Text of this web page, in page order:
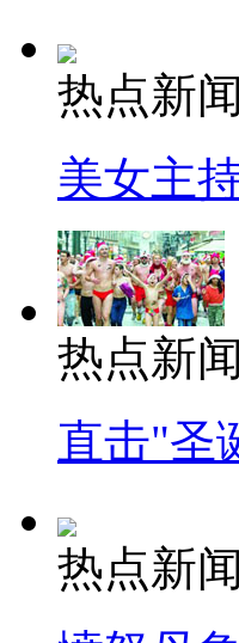
热点新闻
美女主
热点新闻
直击"圣
热点新闻